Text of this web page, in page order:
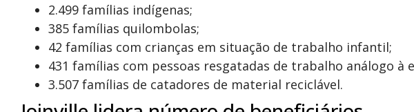
2.499 famílias indígenas;
385 famílias quilombolas;
42 famílias com crianças em situação de trabalho infantil;
431 famílias com pessoas resgatadas de trabalho análogo à
3.507 famílias de catadores de material reciclável.